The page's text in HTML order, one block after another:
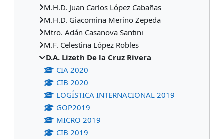
M.H.D. Juan Carlos López Cabañas
M.H.D. Giacomina Merino Zepeda
Mtro. Adán Casanova Santini
M.F. Celestina López Robles
D.A. Lizeth De la Cruz Rivera
CIA 2020
CIB 2020
LOGÍSTICA INTERNACIONAL 2019
GOP2019
MICRO 2019
CIB 2019